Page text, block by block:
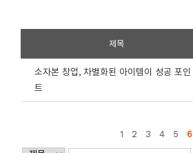
제목
소자본 창업, 차별화된 아이템이 성공 포인
트
1 2 3 4 5 6